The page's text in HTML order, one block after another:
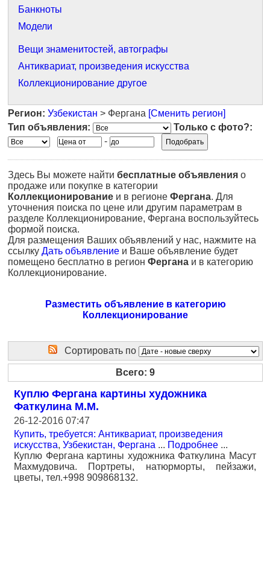
Банкноты
Модели
Вещи знаменитостей, автографы
Антиквариат, произведения искусства
Коллекционирование другое
Регион: Узбекистан > Фергана [Сменить регион]
Тип объявления:
Только с фото?:
-
Здесь Вы можете найти бесплатные объявления о
продаже или покупке в категории
Коллекционирование и в регионе Фергана. Для
уточнения поиска по цене или другим параметрам в
разделе Коллекционирование, Фергана воспользуйтесь
формой поиска.
Для размещения Ваших объявлений у нас, нажмите на
ссылку Дать объявление и Ваше объявление будет
помещено бесплатно в регион Фергана и в категорию
Коллекционирование.
Разместить объявление в категорию
Коллекционирование
Сортировать по
Всего: 9
Куплю Фергана картины художника
Фаткулина М.М.
26-12-2016 07:47
Купить, требуется: Антиквариат, произведения
искусства, Узбекистан, Фергана ... Подробнее ...
Куплю Фергана картины художника Фаткулина Масут
Махмудовича. Портреты, натюрморты, пейзажи,
цветы, тел.+998 909868132.